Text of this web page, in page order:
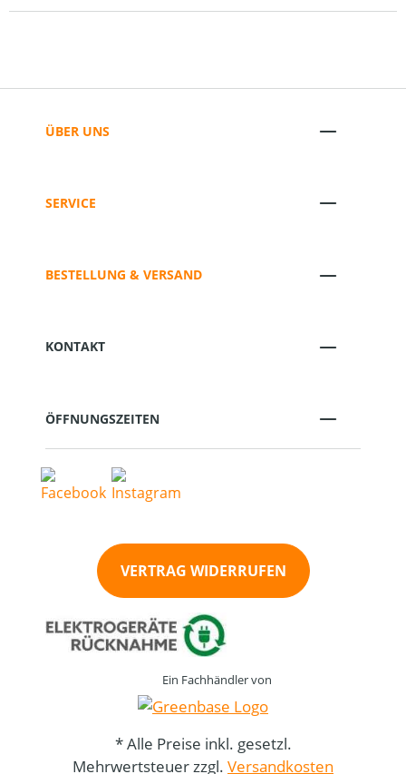
ÜBER UNS
SERVICE
BESTELLUNG & VERSAND
KONTAKT
ÖFFNUNGSZEITEN
VERTRAG WIDERRUFEN
Ein Fachhändler von
* Alle Preise inkl. gesetzl.
Mehrwertsteuer zzgl. Versandkosten